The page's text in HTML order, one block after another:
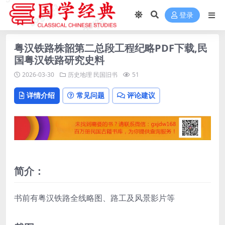
登录
粤汉铁路株韶第二总段工程纪略PDF下载,民
国粤汉铁路研究史料
2026-03-30 历史地理 民国旧书 51
详情介绍 常见问题 评论建议
简介：
书前有粤汉铁路全线略图、路工及风景影片等